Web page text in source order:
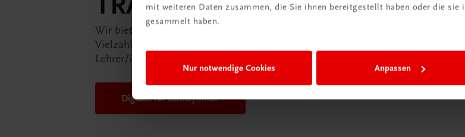
mit weiteren Daten zusammen, die Sie ihnen bereitgestellt haben oder die
gesammelt haben.
Nur notwendige Cookies Anpassen
Wir bieten Ihnen in der TRAUNER-DigiBox eine
Vielzahl an Services an, die Ihr Leben als
Lehrer/in ein Stück einfacher machen.
DigiBox für Lehrer/innen